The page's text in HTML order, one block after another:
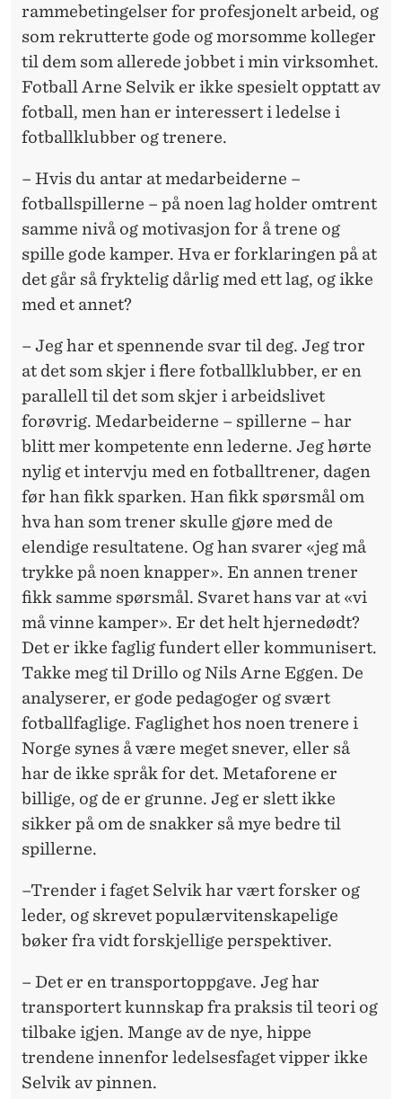
rammebetingelser for profesjonelt arbeid, og
som rekrutterte gode og morsomme kolleger
til dem som allerede jobbet i min virksomhet.
Fotball Arne Selvik er ikke spesielt opptatt av
fotball, men han er interessert i ledelse i
fotballklubber og trenere.
– Hvis du antar at medarbeiderne –
fotballspillerne – på noen lag holder omtrent
samme nivå og motivasjon for å trene og
spille gode kamper. Hva er forklaringen på at
det går så fryktelig dårlig med ett lag, og ikke
med et annet?
– Jeg har et spennende svar til deg. Jeg tror
at det som skjer i flere fotballklubber, er en
parallell til det som skjer i arbeidslivet
forøvrig. Medarbeiderne – spillerne – har
blitt mer kompetente enn lederne. Jeg hørte
nylig et intervju med en fotballtrener, dagen
før han fikk sparken. Han fikk spørsmål om
hva han som trener skulle gjøre med de
elendige resultatene. Og han svarer «jeg må
trykke på noen knapper». En annen trener
fikk samme spørsmål. Svaret hans var at «vi
må vinne kamper». Er det helt hjernedødt?
Det er ikke faglig fundert eller kommunisert.
Takke meg til Drillo og Nils Arne Eggen. De
analyserer, er gode pedagoger og svært
fotballfaglige. Faglighet hos noen trenere i
Norge synes å være meget snever, eller så
har de ikke språk for det. Metaforene er
billige, og de er grunne. Jeg er slett ikke
sikker på om de snakker så mye bedre til
spillerne.
–Trender i faget Selvik har vært forsker og
leder, og skrevet populærvitenskapelige
bøker fra vidt forskjellige perspektiver.
– Det er en transportoppgave. Jeg har
transportert kunnskap fra praksis til teori og
tilbake igjen. Mange av de nye, hippe
trendene innenfor ledelsesfaget vipper ikke
Selvik av pinnen.